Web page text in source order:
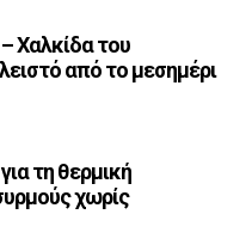
Χαλκίδα του
από το μεσημέρι
τη θερμική
χωρίς